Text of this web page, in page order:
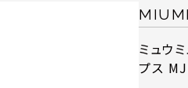
ミュウ
プス